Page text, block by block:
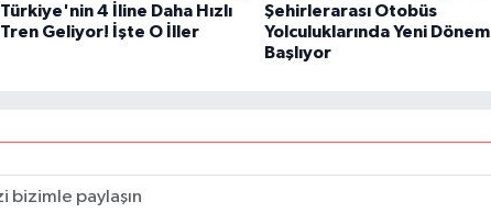
Türkiye'nin 4 İline Daha Hızlı
Tren Geliyor! İşte O İller
Şehirlerarası Otobüs
Yolculuklarında Yeni Dönem
Başlıyor